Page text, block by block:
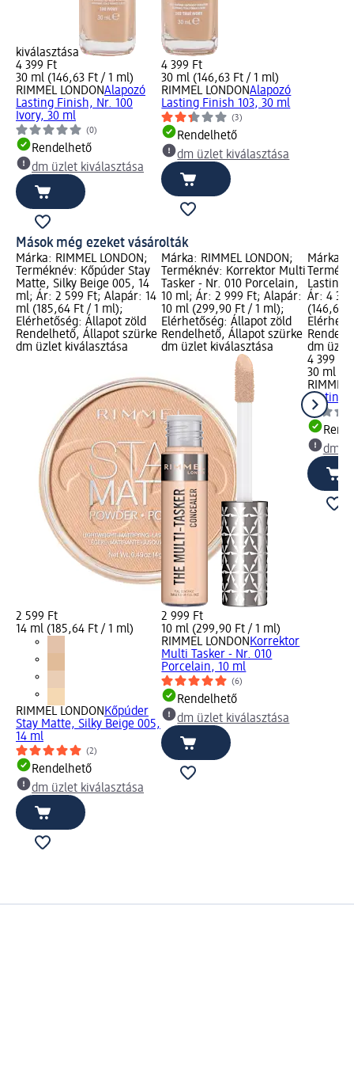
kiválasztása
4 399 Ft
30 ml (146,63 Ft / 1 ml)
RIMMEL LONDONAlapozó
Lasting Finish, Nr. 100
Ivory, 30 ml
(0)
Rendelhető
dm üzlet kiválasztása
4 399 Ft
30 ml (146,63 Ft / 1 ml)
RIMMEL LONDONAlapozó
Lasting Finish 103, 30 ml
(3)
Rendelhető
dm üzlet kiválasztása
Mások még ezeket vásárolták
Márka: RIMMEL LONDON;
Terméknév: Kőpúder Stay
Matte, Silky Beige 005, 14
ml; Ár: 2 599 Ft; Alapár: 14
ml (185,64 Ft / 1 ml);
Elérhetőség: Állapot zöld
Rendelhető, Állapot szürke
dm üzlet kiválasztása
2 599 Ft
14 ml (185,64 Ft / 1 ml)
RIMMEL LONDON Kőpúder
Stay Matte, Silky Beige 005,
14 ml
(2)
Rendelhető
dm üzlet kiválasztása
Márka: RIMMEL LONDON;
Terméknév: Korrektor Multi
Tasker - Nr. 010 Porcelain,
10 ml; Ár: 2 999 Ft; Alapár:
10 ml (299,90 Ft / 1 ml);
Elérhetőség: Állapot zöld
Rendelhető, Állapot szürke
dm üzlet kiválasztása
2 999 Ft
10 ml (299,90 Ft / 1 ml)
RIMMEL LONDON Korrektor
Multi Tasker - Nr. 010
Porcelain, 10 ml
(6)
Rendelhető
dm üzlet kiválasztása
Márka:
Lasting
Ár: 4
(146,63
dm
4 399 Ft
30 ml
RIMMEL
Lasting
dm